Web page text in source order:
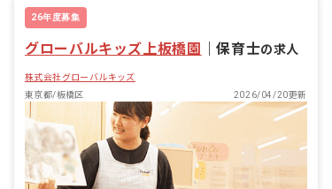
昇給昇進あり
26年度募集
グローバルキッズ上板橋園 ｜保育士の求人
株式会社グローバルキッズ
東京都/板橋区
2026/04/20更新